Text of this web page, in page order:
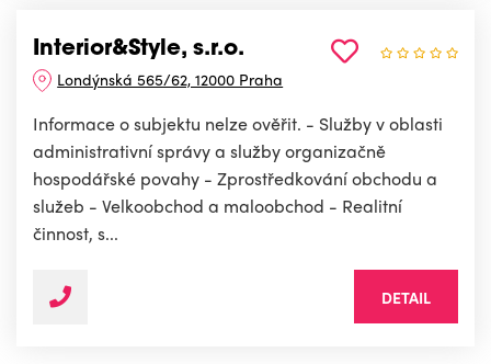
Interior&Style, s.r.o.
Londýnská 565/62, 12000 Praha
Informace o subjektu nelze ověřit. - Služby v oblasti
administrativní správy a služby organizačně
hospodářské povahy - Zprostředkování obchodu a
služeb - Velkoobchod a maloobchod - Realitní
činnost, s...
DETAIL